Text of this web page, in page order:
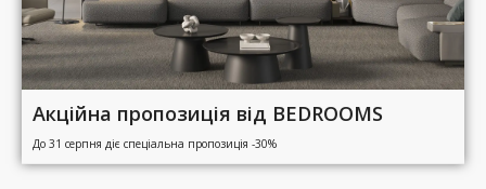
Акційна пропозиція від BEDROOMS
До 31 серпня діє спеціальна пропозиція -30%